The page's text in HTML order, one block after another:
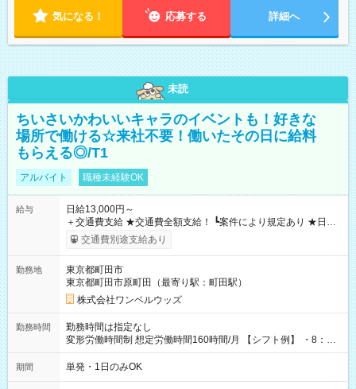
気になる！ 応募する 詳細へ
未読
ちいさいかわいいキャラのイベントも！好きな
場所で働ける☆来社不要！働いたその日に給料
もらえる◎/T1
アルバイト 職種未経験OK
給与
日給13,000円～
＋交通費支給 ★交通費全額支給！ ┗案件により規定あり ★日払
いOK！（規定あり） ┗働いたその日に現金GET♪ お仕事後はコ
ンビニATMから 日払い分を引き落とせます！ 【試用期間】試
交通費別途支給あり
勤務地
東京都町田市
東京都町田市原町田（最寄り駅：町田駅）
株式会社ワンベルウッズ
勤務時間
勤務時間は指定なし
変形労働時間制 想定労働時間160時間/月 【シフト例】 ・8：00
～21：00
期間 単発・1日のみOK